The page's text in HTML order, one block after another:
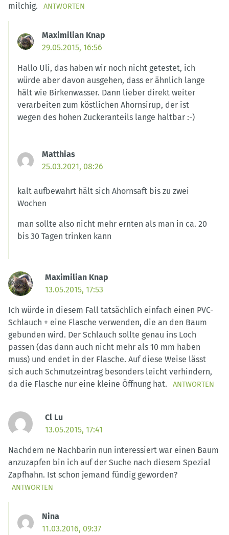
milchig.
ANTWORTEN
Maximilian Knap
29.05.2015, 16:56
Hallo Uli, das haben wir noch nicht getestet, ich
würde aber davon ausgehen, dass er ähnlich lange
hält wie Birkenwasser. Dann lieber direkt weiter
verarbeiten zum köstlichen Ahornsirup, der ist
wegen des hohen Zuckeranteils lange haltbar :-)
Matthias
25.03.2021, 08:26
kalt aufbewahrt hält sich Ahornsaft bis zu zwei
Wochen
man sollte also nicht mehr ernten als man in ca. 20
bis 30 Tagen trinken kann
Maximilian Knap
13.05.2015, 17:53
Ich würde in diesem Fall tatsächlich einfach einen PVC-
Schlauch + eine Flasche verwenden, die an den Baum
gebunden wird. Der Schlauch sollte genau ins Loch
passen (das dann auch nicht mehr als 10 mm haben
muss) und endet in der Flasche. Auf diese Weise lässt
sich auch Schmutzeintrag besonders leicht verhindern,
da die Flasche nur eine kleine Öffnung hat.
ANTWORTEN
Cl Lu
13.05.2015, 17:41
Nachdem ne Nachbarin nun interessiert war einen Baum
anzuzapfen bin ich auf der Suche nach diesem Spezial
Zapfhahn. Ist schon jemand fündig geworden?
ANTWORTEN
Nina
11.03.2016, 09:37